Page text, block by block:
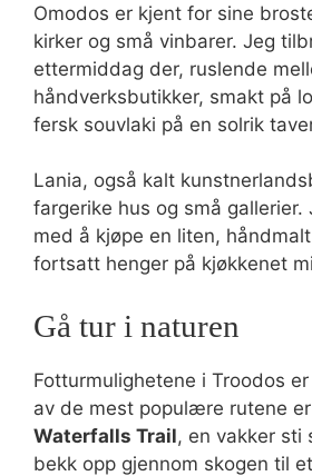
Omodos er kjent for sine
kirker og små vinbarer. Jeg
ettermiddag der, ruslende
håndverksbutikker, smakt på
fersk souvlaki på en solrik
Lania, også kalt
fargerike hus og små gallerier.
med å kjøpe en liten,
fortsatt henger på kjøkkenet
Gå tur i naturen
Fotturmulighetene i Troodos
av de mest populære rutene er
Waterfalls Trail, en vakker sti
bekk opp gjennom skogen til